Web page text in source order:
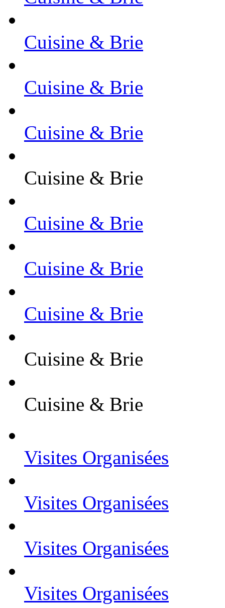
Cuisine & Brie
Cuisine & Brie
Cuisine & Brie
Cuisine & Brie
Cuisine & Brie
Cuisine & Brie
Cuisine & Brie
Cuisine & Brie
Cuisine & Brie
Visites Organisées
Visites Organisées
Visites Organisées
Visites Organisées